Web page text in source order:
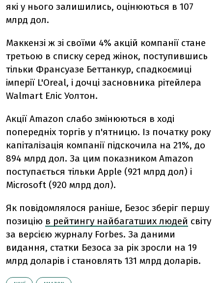
які у нього залишились, оцінюються в 107
млрд дол.
Маккензі ж зі своїми 4% акцій компанії стане
третьою в списку серед жінок, поступившись
тільки Франсуазе Беттанкур, спадкоємиці
імперії L'Oreal, і дочці засновника рітейлера
Walmart Еліс Уолтон.
Акції Amazon слабо змінюються в ході
попередніх торгів у п'ятницю. Із початку року
капіталізація компанії підскочила на 21%, до
894 млрд дол. За цим показником Amazon
поступається тільки Apple (921 млрд дол) і
Microsoft (920 млрд дол).
Як повідомлялося раніше, Безос зберіг першу
позицію в рейтингу найбагатших людей світу
за версією журналу Forbes. За даними
видання, статки Безоса за рік зросли на 19
млрд доларів і становлять 131 млрд доларів.